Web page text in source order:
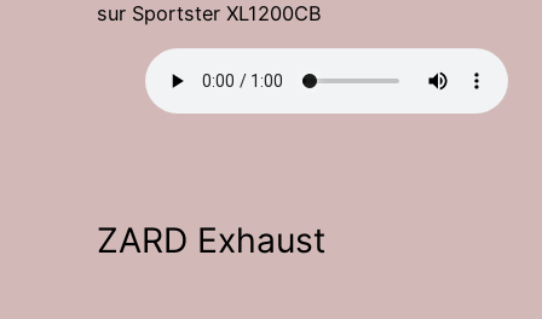
sur Sportster XL1200CB
ZARD Exhaust